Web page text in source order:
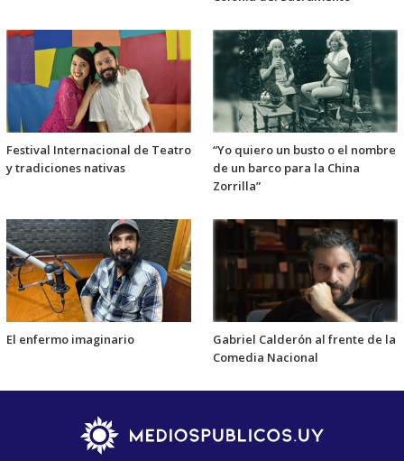
Festival Internacional de Teatro
y tradiciones nativas
“Yo quiero un busto o el nombre
de un barco para la China
Zorrilla”
El enfermo imaginario
Gabriel Calderón al frente de la
Comedia Nacional